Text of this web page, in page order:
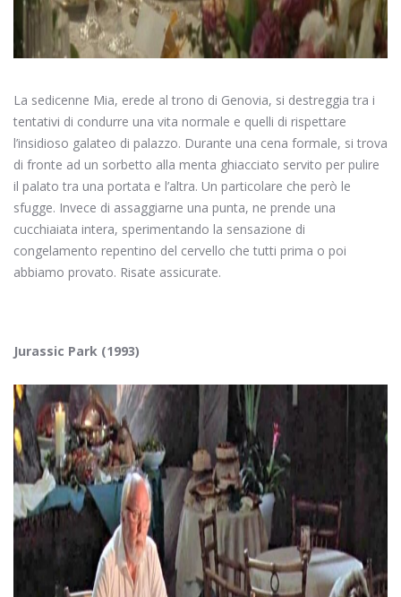
La sedicenne Mia, erede al trono di Genovia, si destreggia tra i
tentativi di condurre una vita normale e quelli di rispettare
l’insidioso galateo di palazzo. Durante una cena formale, si trova
di fronte ad un sorbetto alla menta ghiacciato servito per pulire
il palato tra una portata e l’altra. Un particolare che però le
sfugge. Invece di assaggiarne una punta, ne prende una
cucchiaiata intera, sperimentando la sensazione di
congelamento repentino del cervello che tutti prima o poi
abbiamo provato. Risate assicurate.
Jurassic Park (1993)